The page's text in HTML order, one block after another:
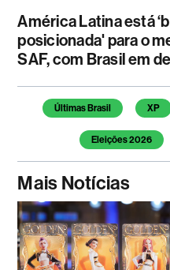
América Latina está
posicionada' para o
SAF, com Brasil em
Temas deste artigo
Últimas Brasil XP
Eleições 2026
Mais Notícias